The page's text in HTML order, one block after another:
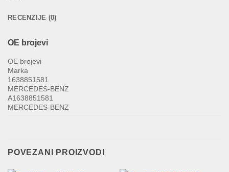
RECENZIJE (0)
OE brojevi
OE brojevi
Marka
1638851581
MERCEDES-BENZ
A1638851581
MERCEDES-BENZ
POVEZANI PROIZVODI